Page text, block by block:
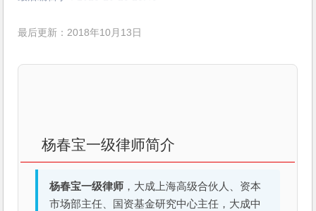
最后更新：2018年10月13日
杨春宝一级律师简介
杨春宝一级律师 ，大成上海高级合伙人、资本
市场部主任、国资基金研究中心主任，大成中